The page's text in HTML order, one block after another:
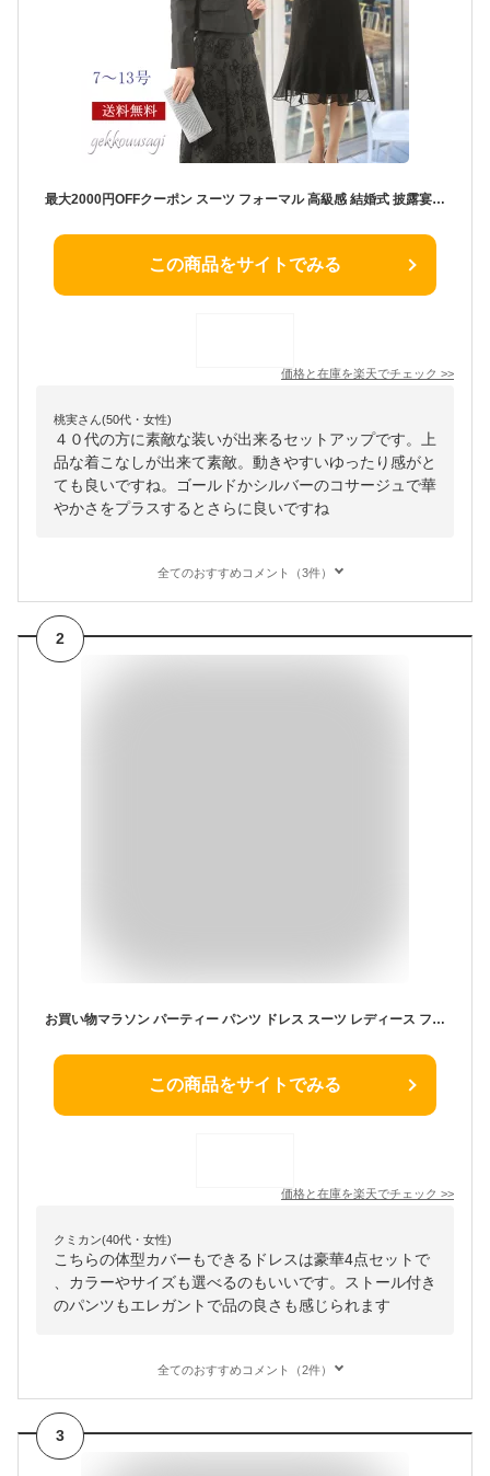
最大2000円OFFクーポン スーツ フォーマル 高級感 結婚式 披露宴 お呼ばれ 選べるボトムス スーツ きれいめ セットアップ スーツ 母の日 七五三 ママ 母親 母 服装 20代 30代 40代 50代 60代 謝恩会 発表会 お洒落 ママスーツ シャンタン フロッキー
この商品をサイトでみる
価格と在庫を楽天でチェック >>
桃実さん(50代・女性)
４０代の方に素敵な装いが出来るセットアップです。上
品な着こなしが出来て素敵。動きやすいゆったり感がと
ても良いですね。ゴールドかシルバーのコサージュで華
やかさをプラスするとさらに良いですね
全てのおすすめコメント（3件）
2
お買い物マラソン パーティー パンツ ドレス スーツ レディース フォーマル セレモニー パンツ ドレス スーツ 豪華 4点セット ボレロ ストール ドレス パンツ 結婚式 スーツ お洒落 体型カバー 披露宴 二次会 謝恩会 発表会 パーティー ママ 母 母親 服装 衣装 服
この商品をサイトでみる
価格と在庫を楽天でチェック >>
クミカン(40代・女性)
こちらの体型カバーもできるドレスは豪華4点セットで
、カラーやサイズも選べるのもいいです。ストール付き
のパンツもエレガントで品の良さも感じられます
全てのおすすめコメント（2件）
3